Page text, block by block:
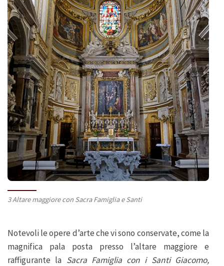
3 Altare maggiore con Sacra Famiglia e Santi
Notevoli le opere d’arte che vi sono conservate, come la
magnifica pala posta presso l’altare maggiore e
raffigurante la Sacra Famiglia con i Santi Giacomo,